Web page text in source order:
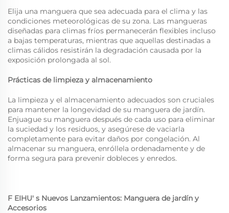
Elija una manguera que sea adecuada para el clima y las
condiciones meteorológicas de su zona. Las mangueras
diseñadas para climas fríos permanecerán flexibles incluso
a bajas temperaturas, mientras que aquellas destinadas a
climas cálidos resistirán la degradación causada por la
exposición prolongada al sol.
Prácticas de limpieza y almacenamiento
La limpieza y el almacenamiento adecuados son cruciales
para mantener la longevidad de su manguera de jardín.
Enjuague su manguera después de cada uso para eliminar
la suciedad y los residuos, y asegúrese de vaciarla
completamente para evitar daños por congelación. Al
almacenar su manguera, enróllela ordenadamente y de
forma segura para prevenir dobleces y enredos.
F EIHU' s Nuevos Lanzamientos: Manguera de jardín y
Accesorios